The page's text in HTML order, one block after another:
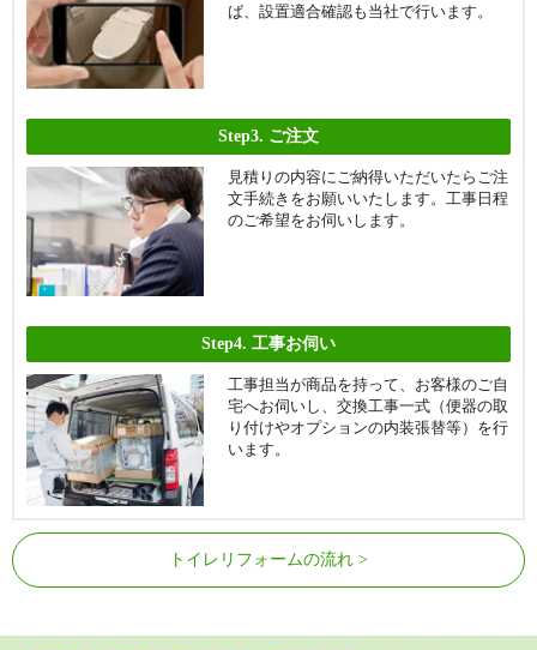
ば、設置適合確認も当社で行います。
Step3. ご注文
見積りの内容にご納得いただいたらご注
文手続きをお願いいたします。工事日程
のご希望をお伺いします。
Step4. 工事お伺い
工事担当が商品を持って、お客様のご自
宅へお伺いし、交換工事一式（便器の取
り付けやオプションの内装張替等）を行
います。
トイレリフォームの流れ